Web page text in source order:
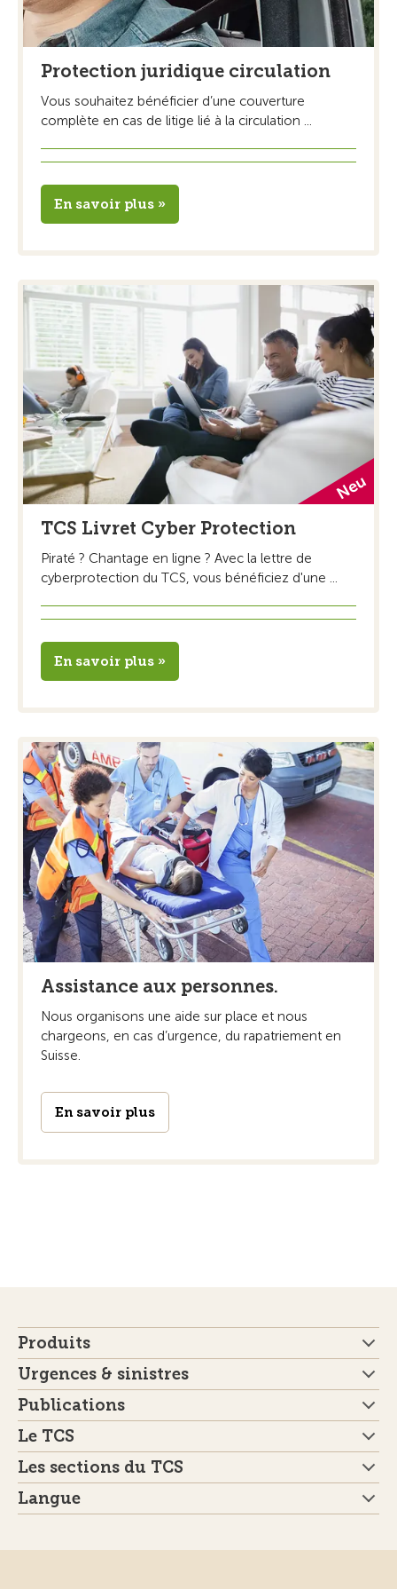
Protection juridique circulation
Vous souhaitez bénéficier d’une couverture
complète en cas de litige lié à la circulation ...
En savoir plus »
TCS Livret Cyber Protection
Piraté ? Chantage en ligne ? Avec la lettre de
cyberprotection du TCS, vous bénéficiez d'une ...
En savoir plus »
Assistance aux personnes.
Nous organisons une aide sur place et nous
chargeons, en cas d’urgence, du rapatriement en
Suisse.
En savoir plus
Produits
Urgences & sinistres
Publications
Le TCS
Les sections du TCS
Langue